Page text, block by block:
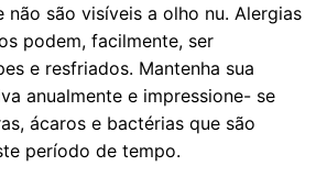
não são visíveis a olho nu. Alergias
podem, facilmente, ser
e resfriados. Mantenha sua
anualmente e impressione- se
ácaros e bactérias que são
período de tempo.